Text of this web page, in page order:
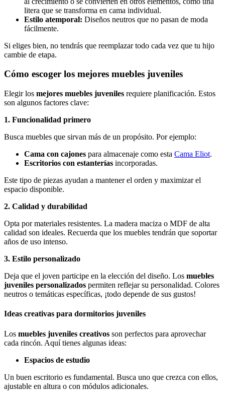
litera que se transforma en cama individual.
Estilo atemporal: Diseños neutros que no pasan de moda
fácilmente.
Si eliges bien, no tendrás que reemplazar todo cada vez que tu hijo
cambie de etapa.
Cómo escoger los mejores muebles juveniles
Elegir los mejores muebles juveniles requiere planificación. Estos
son algunos factores clave:
1. Funcionalidad primero
Busca muebles que sirvan más de un propósito. Por ejemplo:
Cama con cajones para almacenaje como esta Cama Eliot.
Escritorios con estanterías incorporadas.
Este tipo de piezas ayudan a mantener el orden y maximizar el
espacio disponible.
2. Calidad y durabilidad
Opta por materiales resistentes. La madera maciza o MDF de alta
calidad son ideales. Recuerda que los muebles tendrán que soportar
años de uso intenso.
3. Estilo personalizado
Deja que el joven participe en la elección del diseño. Los muebles
juveniles personalizados permiten reflejar su personalidad. Colores
neutros o temáticas específicas, ¡todo depende de sus gustos!
Ideas creativas para dormitorios juveniles
Los muebles juveniles creativos son perfectos para aprovechar
cada rincón. Aquí tienes algunas ideas:
Espacios de estudio
Un buen escritorio es fundamental. Busca uno que crezca con ellos,
ajustable en altura o con módulos adicionales.